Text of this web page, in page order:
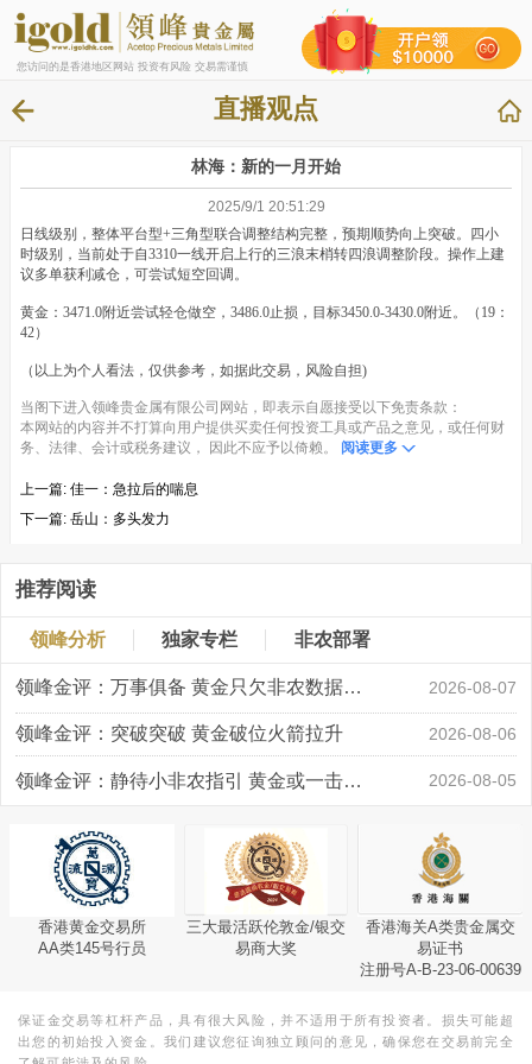
您访问的是香港地区网站 投资有风险 交易需谨慎
直播观点
林海：新的一月开始
2025/9/1 20:51:29
日线级别，整体平台型+三角型联合调整结构完整，预期顺势向上突破。四小
时级别，当前处于自3310一线开启上行的三浪末梢转四浪调整阶段。操作上建
议多单获利减仓，可尝试短空回调。
黄金：3471.0附近尝试轻仓做空，3486.0止损，目标3450.0-3430.0附近。（19：
42）
（以上为个人看法，仅供参考，如据此交易，风险自担)
当阁下进入领峰贵金属有限公司网站，即表示自愿接受以下免责条款：
本网站的内容并不打算向用户提供买卖任何投资工具或产品之意见，或任何财
务、法律、会计或税务建议， 因此不应予以倚赖。
阅读更多
上一篇: 佳一：急拉后的喘息
下一篇: 岳山：多头发力
推荐阅读
领峰分析 独家专栏 非农部署
领峰金评：万事俱备 黄金只欠非农数据“东风” 2026-08-07
领峰金评：突破突破 黄金破位火箭拉升 2026-08-06
领峰金评：静待小非农指引 黄金或一击破局 2026-08-05
香港黄金交易所
AA类145号行员
三大最活跃伦敦金/银交
易商大奖
香港海关A类贵金属交
易证书
注册号A-B-23-06-00639
保证金交易等杠杆产品，具有很大风险，并不适用于所有投资者。损失可能超
出您的初始投入资金。我们建议您征询独立顾问的意见，确保您在交易前完全